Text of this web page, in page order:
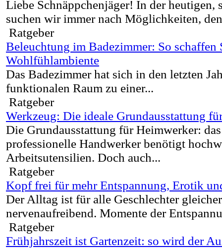
Liebe Schnäppchenjäger! In der heutigen,
suchen wir immer nach Möglichkeiten,
Ratgeber
Beleuchtung im Badezimmer: So schaffen
Wohlfühlambiente
Das Badezimmer hat sich in den letzten
funktionalen Raum zu einer...
Ratgeber
Werkzeug: Die ideale Grundausstattung
Die Grundausstattung für Heimwerker:
professionelle Handwerker benötigt
Arbeitsutensilien. Doch auch...
Ratgeber
Kopf frei für mehr Entspannung, Erotik
Der Alltag ist für alle Geschlechter
nervenaufreibend. Momente der
Ratgeber
Frühjahrszeit ist Gartenzeit: so wird der